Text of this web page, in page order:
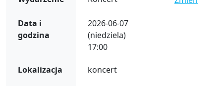
Data i
godzina
2026-06-07
(niedziela)
17:00
Lokalizacja koncert